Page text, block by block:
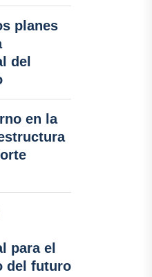
planes
del
en la
para el
del futuro